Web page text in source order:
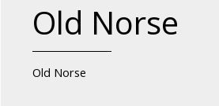
Old Norse
Old Norse